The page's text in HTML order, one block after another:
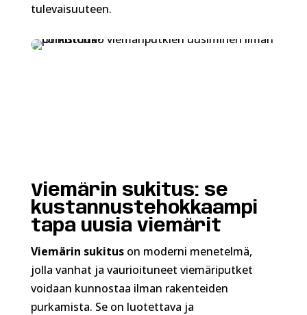
tulevaisuuteen.
Viemärin sukitus: se
kustannustehokkaampi
tapa uusia viemärit
Viemärin sukituson moderni menetelmä,
jolla vanhat ja vaurioituneet viemäriputket
voidaan kunnostaa ilman rakenteiden
purkamista. Se on luotettava ja